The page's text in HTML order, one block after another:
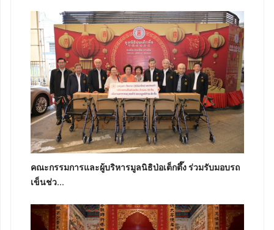
คณะกรรมการและผู้บริหารมูลนิธิป่อเต็กตึ๊ง ร่วมรับมอบรถ
เข็นช่ว...